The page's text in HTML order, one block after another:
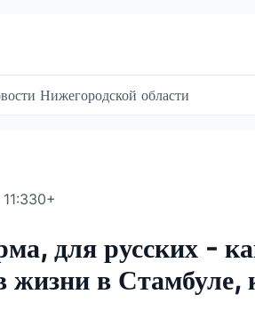
Нижегородской области
0+
для русских -
жизни в Стамбуле,